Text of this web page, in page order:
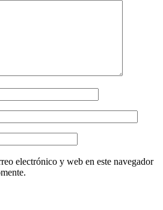
electrónico y web en este navegador